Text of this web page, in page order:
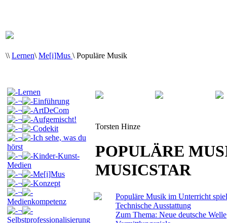
\\ Lernen\ Me[i]Mus \ Populäre Musik
Lernen
¬
Einführung
¬
ArtDeCom
¬
Aufgemischt!
¬
Codekit
¬
Ich sehe, was du
hörst
¬
Kinder-Kunst-
Medien
¬
Me[i]Mus
¬
Konzept
¬
Medienkompetenz
¬
Selbstprofessionalisierung
Torsten Hinze
POPULÄRE
MUSICSTAR
Populäre Musik im Unterricht
Technische Ausstattung
Zum Thema: Neue deutsche Welle